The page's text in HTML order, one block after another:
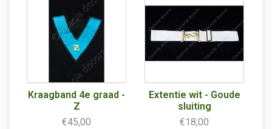
Kraagband 4e graad -
Z
€45,00
Extentie wit - Goude
sluiting
€18,00